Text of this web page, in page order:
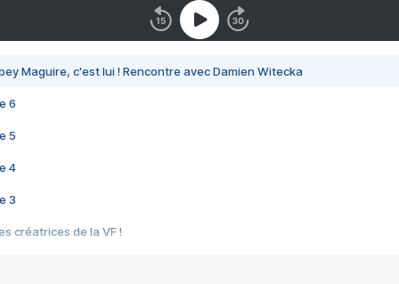
Maguire, c'est lui ! Rencontre avec Damien Witecka
6
5
4
3
créatrices de la VF !